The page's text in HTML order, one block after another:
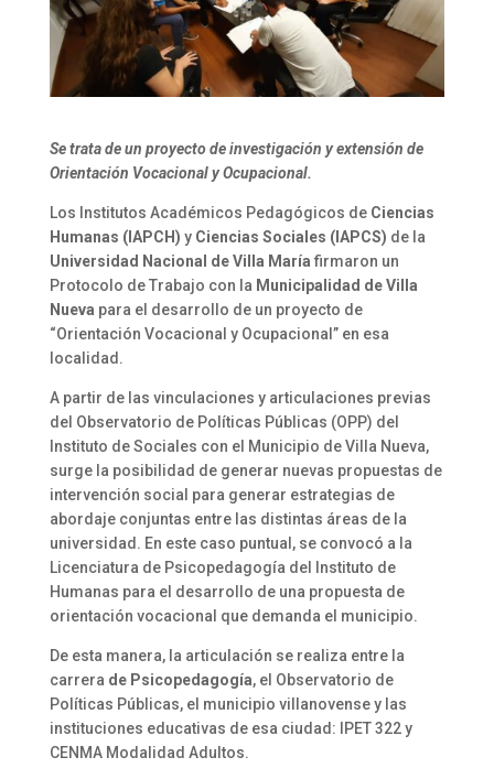
Se trata de un proyecto de investigación y extensión de
Orientación Vocacional y Ocupacional.
Los Institutos Académicos Pedagógicos de Ciencias
Humanas (IAPCH) y Ciencias Sociales (IAPCS) de la
Universidad Nacional de Villa María firmaron un
Protocolo de Trabajo con la Municipalidad de Villa
Nueva para el desarrollo de un proyecto de
“Orientación Vocacional y Ocupacional” en esa
localidad.
A partir de las vinculaciones y articulaciones previas
del Observatorio de Políticas Públicas (OPP) del
Instituto de Sociales con el Municipio de Villa Nueva,
surge la posibilidad de generar nuevas propuestas de
intervención social para generar estrategias de
abordaje conjuntas entre las distintas áreas de la
universidad. En este caso puntual, se convocó a la
Licenciatura de Psicopedagogía del Instituto de
Humanas para el desarrollo de una propuesta de
orientación vocacional que demanda el municipio.
De esta manera, la articulación se realiza entre la
carrera de Psicopedagogía, el Observatorio de
Políticas Públicas, el municipio villanovense y las
instituciones educativas de esa ciudad: IPET 322 y
CENMA Modalidad Adultos.